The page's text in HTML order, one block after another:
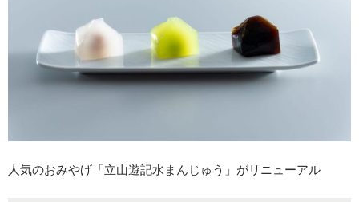
人気のおみやげ「立山遊記水まんじゅう」がリニューアル